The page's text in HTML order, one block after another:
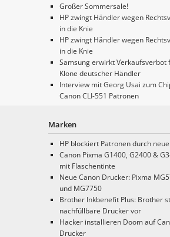
Großer Sommersale!
HP zwingt Händler wegen
in die Knie
HP zwingt Händler wegen
in die Knie
Samsung erwirkt Verkaufsverbot
Klone deutscher Händler
Interview mit Georg Usai zum
Canon CLI-551 Patronen
Marken
HP blockiert Patronen durch
Canon Pixma G1400, G2400 &
mit Flaschentinte
Neue Canon Drucker: Pixma
und MG7750
Brother Inkbenefit Plus: Brother
nachfüllbare Drucker vor
Hacker installieren Doom auf
Drucker